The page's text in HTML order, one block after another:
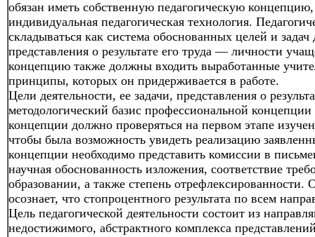
обязан иметь собственную педагогическую
индивидуальная педагогическая технология.
складываться как система обоснованных целей и задач
представления о результате его труда — личности
концепцию также должны входить выработанные
принципы, которых он придерживается в работе.
Цели деятельности, ее задачи, представления о
методологический базис профессиональной концепции
концепции должно проверяться на первом этапе
чтобы была возможность увидеть реализацию
концепции необходимо представить комиссии в
научная обоснованность изложения, соответствие
образовании, а также степень
осознает, что стопроцентного результата по всем
Цель педагогической деятельности состоит из
недостижимого, абстрактного комплекса